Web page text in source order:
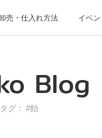
売・仕入れ方法 イベ
Blog
タグ： #飴